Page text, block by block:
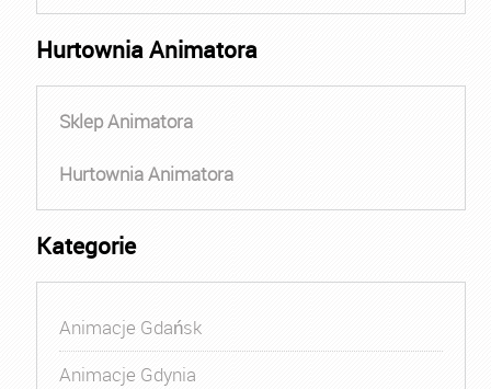
Hurtownia Animatora
Sklep Animatora
Hurtownia Animatora
Kategorie
Animacje Gdańsk
Animacje Gdynia